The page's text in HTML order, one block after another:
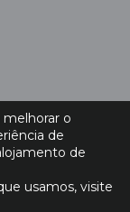
o
de
de
usamos, visite